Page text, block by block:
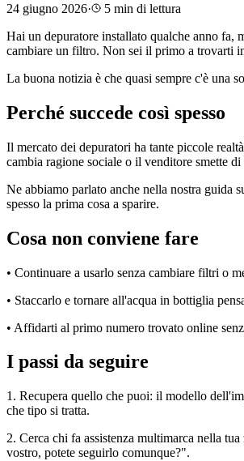
24 giugno 2026· 5 min di lettura
Hai un depuratore installato qualche anno fa,
cambiare un filtro. Non sei il primo a trovarti
La buona notizia è che quasi sempre c'è una
Perché succede così spesso
Il mercato dei depuratori ha tante piccole
cambia ragione sociale o il venditore smette
Ne abbiamo parlato anche nella nostra guida
spesso la prima cosa a sparire.
Cosa non conviene fare
• Continuare a usarlo senza cambiare filtri o
• Staccarlo e tornare all'acqua in bottiglia
• Affidarti al primo numero trovato online
I passi da seguire
1. Recupera quello che puoi: il modello
che tipo si tratta.
2. Cerca chi fa assistenza multimarca nella
vostro, potete seguirlo comunque?".